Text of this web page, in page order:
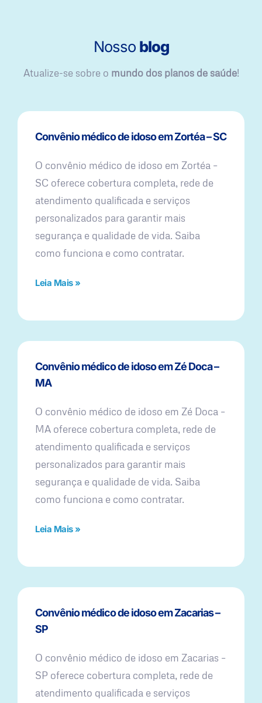
Nosso blog
Atualize-se sobre o mundo dos planos de saúde!
Convênio médico de idoso em Zortéa – SC
O convênio médico de idoso em Zortéa –
SC oferece cobertura completa, rede de
atendimento qualificada e serviços
personalizados para garantir mais
segurança e qualidade de vida. Saiba
como funciona e como contratar.
Leia Mais »
Convênio médico de idoso em Zé Doca –
MA
O convênio médico de idoso em Zé Doca –
MA oferece cobertura completa, rede de
atendimento qualificada e serviços
personalizados para garantir mais
segurança e qualidade de vida. Saiba
como funciona e como contratar.
Leia Mais »
Convênio médico de idoso em Zacarias –
SP
O convênio médico de idoso em Zacarias –
SP oferece cobertura completa, rede de
atendimento qualificada e serviços